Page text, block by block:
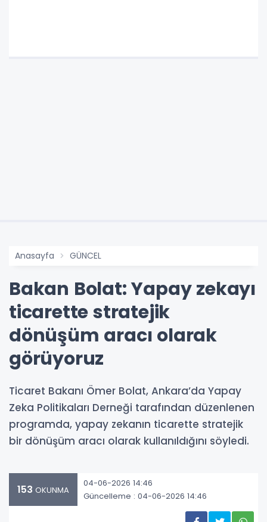
Anasayfa GÜNCEL
Bakan Bolat: Yapay zekayı
ticarette stratejik
dönüşüm aracı olarak
görüyoruz
Ticaret Bakanı Ömer Bolat, Ankara’da Yapay
Zeka Politikaları Derneği tarafından düzenlenen
programda, yapay zekanın ticarette stratejik
bir dönüşüm aracı olarak kullanıldığını söyledi.
153 OKUNMA
04-06-2026 14:46
Güncelleme : 04-06-2026 14:46